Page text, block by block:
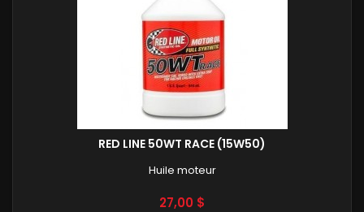
RED LINE 50WT RACE (15W50)
Huile moteur
Prix
27,00 $